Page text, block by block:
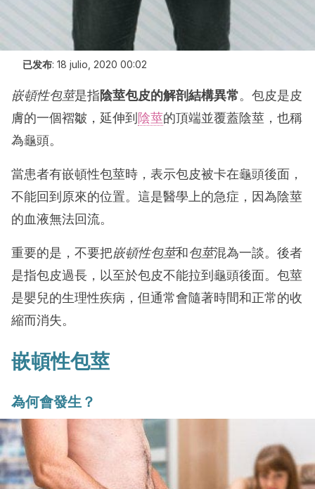
已发布: 18 julio, 2020 00:02
嵌頓性包莖是指陰莖包皮的解剖結構異常。包皮是皮
膚的一個褶皺，延伸到 陰莖的頂端並覆蓋陰莖，也稱
為龜頭。
當患者有嵌頓性包莖時，表示包皮被卡在龜頭後面，
不能回到原來的位置。這是醫學上的急症，因為陰莖
的血液無法回流。
重要的是，不要把嵌頓性包莖和包莖混為一談。後者
是指包皮過長，以至於包皮不能拉到龜頭後面。包莖
是嬰兒的生理性疾病，但通常會隨著時間和正常的收
縮而消失。
嵌頓性包莖
為何會發生？